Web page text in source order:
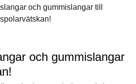
och gummislangar